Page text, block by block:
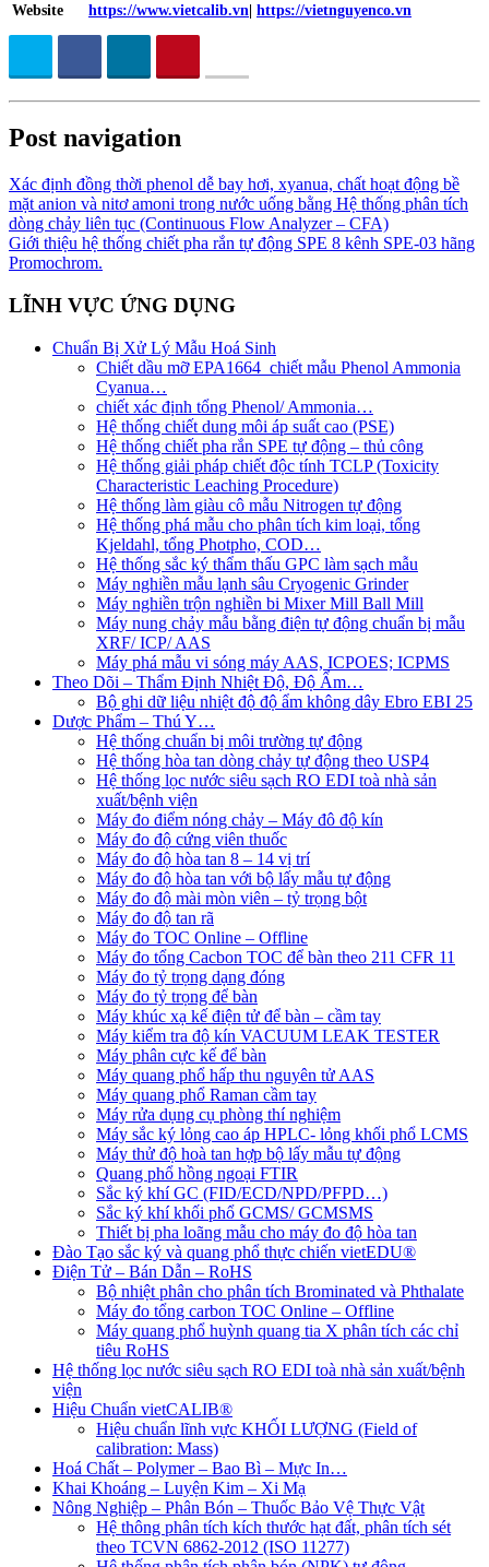
Website https://www.vietcalib.vn| https://vietnguyenco.vn
Post navigation
Xác định đồng thời phenol dễ bay hơi, xyanua, chất hoạt động bề
mặt anion và nitơ amoni trong nước uống bằng Hệ thống phân tích
dòng chảy liên tục (Continuous Flow Analyzer – CFA)
Giới thiệu hệ thống chiết pha rắn tự động SPE 8 kênh SPE-03 hãng
Promochrom.
LĨNH VỰC ỨNG DỤNG
Chuẩn Bị Xử Lý Mẫu Hoá Sinh
Chiết dầu mỡ EPA1664_chiết mẫu Phenol Ammonia
Cyanua…
chiết xác định tổng Phenol/ Ammonia…
Hệ thống chiết dung môi áp suất cao (PSE)
Hệ thống chiết pha rắn SPE tự động – thủ công
Hệ thống giải pháp chiết độc tính TCLP (Toxicity
Characteristic Leaching Procedure)
Hệ thống làm giàu cô mẫu Nitrogen tự động
Hệ thống phá mẫu cho phân tích kim loại, tổng
Kjeldahl, tổng Photpho, COD…
Hệ thống sắc ký thẩm thấu GPC làm sạch mẫu
Máy nghiền mẫu lạnh sâu Cryogenic Grinder
Máy nghiền trộn nghiền bi Mixer Mill Ball Mill
Máy nung chảy mẫu bằng điện tự động chuẩn bị mẫu
XRF/ ICP/ AAS
Máy phá mẫu vi sóng máy AAS, ICPOES; ICPMS
Theo Dõi – Thẩm Định Nhiệt Độ, Độ Ẩm…
Bộ ghi dữ liệu nhiệt độ độ ẩm không dây Ebro EBI 25
Dược Phẩm – Thú Y…
Hệ thống chuẩn bị môi trường tự động
Hệ thống hòa tan dòng chảy tự động theo USP4
Hệ thống lọc nước siêu sạch RO EDI​​ toà nhà sản
xuất/bệnh viện
Máy đo điểm nóng chảy – Máy đô độ kín
Máy đo độ cứng viên thuốc
Máy đo độ hòa tan 8 – 14 vị trí
Máy đo độ hòa tan với bộ lấy mẫu tự động
Máy đo độ mài mòn viên – tỷ trọng bột
Máy đo độ tan rã
Máy đo TOC Online – Offline
Máy đo tổng Cacbon TOC để bàn theo 211 CFR 11
Máy đo tỷ trọng dạng đóng
Máy đo tỷ trọng để bàn
Máy khúc xạ kế điện tử để bàn – cầm tay
Máy kiểm tra độ kín VACUUM LEAK TESTER
Máy phân cực kế để bàn
Máy quang phổ hấp thu nguyên tử AAS
Máy quang phổ Raman cầm tay
Máy rửa dụng cụ phòng thí nghiệm
Máy sắc ký lỏng cao áp HPLC- lỏng khối phổ LCMS
Máy thử độ hoà tan hợp bộ lấy mẫu tự động
Quang phổ hồng ngoại FTIR
Sắc ký khí GC (FID/ECD/NPD/PFPD…)
Sắc ký khí khối phổ GCMS/ GCMSMS
Thiết bị pha loãng mẫu cho máy đo độ hòa tan
Đào Tạo sắc ký và quang phổ thực chiến vietEDU®
Điện Tử – Bán Dẫn – RoHS
Bộ nhiệt phân cho phân tích Brominated và Phthalate
Máy đo tổng carbon TOC Online – Offline
Máy quang phổ huỳnh quang tia X phân tích các chỉ
tiêu RoHS
Hệ thống lọc nước siêu sạch RO EDI​​ toà nhà sản xuất/bệnh
viện
Hiệu Chuẩn vietCALIB®
Hiệu chuẩn lĩnh vực KHỐI LƯỢNG (Field of
calibration: Mass)
Hoá Chất – Polymer – Bao Bì – Mực In…
Khai Khoáng – Luyện Kim – Xi Mạ
Nông Nghiệp – Phân Bón – Thuốc Bảo Vệ Thực Vật
Hệ thông phân tích kích thước hạt đất, phân tích sét
theo TCVN 6862-2012 (ISO 11277)